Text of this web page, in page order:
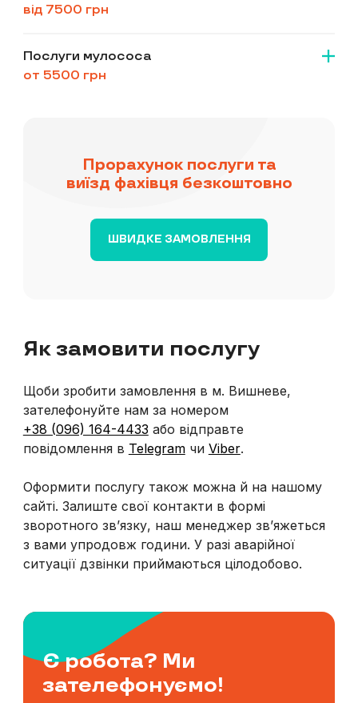
від 7500 грн
Послуги мулососа
от 5500 грн
Прорахунок послуги та
виїзд фахівця безкоштовно
ШВИДКЕ ЗАМОВЛЕННЯ
Як замовити послугу
Щоби зробити замовлення в м. Вишневе,
зателефонуйте нам за номером
+38 (096) 164-4433 або відправте
повідомлення в Telegramчи Viber.
Оформити послугу також можна й на нашому
сайті. Залиште свої контакти в формі
зворотного зв’язку, наш менеджер зв’яжеться
з вами упродовж години. У разі аварійної
ситуації дзвінки приймаються цілодобово.
Є робота? Ми
зателефонуємо!